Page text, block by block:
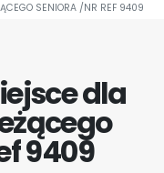
SENIORA /NR REF 9409
dla
9409